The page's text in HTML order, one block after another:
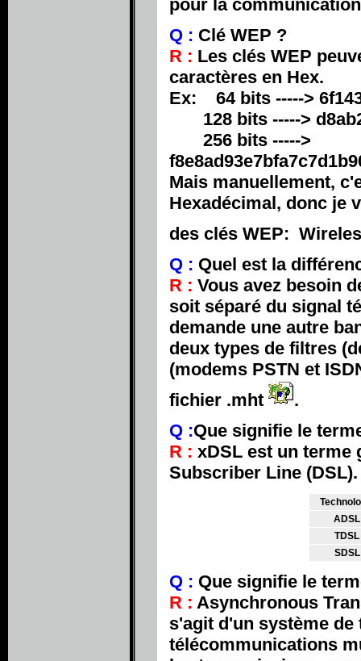
pour la
Q : Clé WEP ?
R : Les clés WEP
caractères en Hex.
Ex: 64 bits ----->
128 bits ----->
256 bits ----->
Mais manuellement,
Hexadécimal, donc je
des clés WEP:
Q : Quel est la
R : Vous avez besoin
soit séparé du signal
demande une autre
deux types de filtres
(modems PSTN et
fichier .mht
.
Q :Que signifie le
R : xDSL est un terme
Subscriber Line (DSL).
ADSL
TDSL
SDSL
Q : Que signifie le
R : Asynchronous
s'agit d'un système
télécommunications